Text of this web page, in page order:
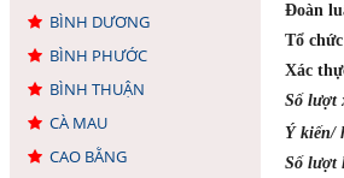
BÌNH DƯƠNG
BÌNH PHƯỚC
BÌNH THUẬN
CÀ MAU
CAO BẰNG
Đoàn
Tổ
Xác
Số lượt
Ý kiến/
Số lượt